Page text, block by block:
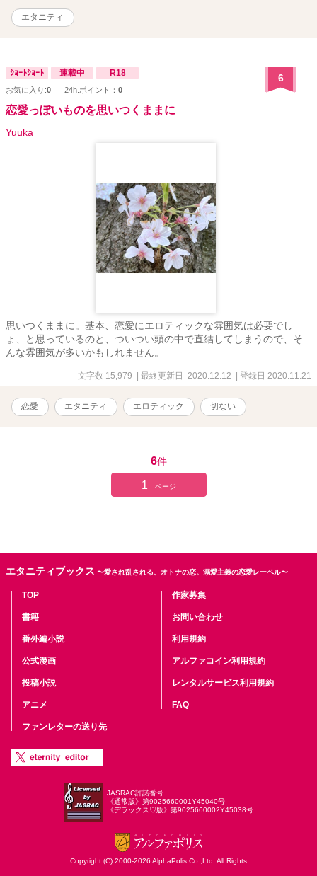
エタニティ
ｼｮｰﾄｼｮｰﾄ 連載中 R18
お気に入り:0 24h.ポイント： 0
6
恋愛っぽいものを思いつくままに
Yuuka
思いつくままに。基本、恋愛にエロティックな雰囲気は必要でし
ょ、と思っているのと、ついつい頭の中で直結してしまうので、そ
んな雰囲気が多いかもしれません。
文字数 15,979 | 最終更新日 2020.12.12 | 登録日 2020.11.21
恋愛 エタニティ エロティック 切ない
6件
1 ページ
エタニティブックス 〜愛され乱される、オトナの恋。溺愛主義の恋愛レーベル〜
TOP
書籍
番外編小説
公式漫画
投稿小説
アニメ
ファンレターの送り先
作家募集
お問い合わせ
利用規約
アルファコイン利用規約
レンタルサービス利用規約
FAQ
JASRAC許諾番号
《通常版》第9025660001Y45040号
《デラックス♡版》第9025660002Y45038号
Copyright (C) 2000-2026 AlphaPolis Co.,Ltd. All Rights